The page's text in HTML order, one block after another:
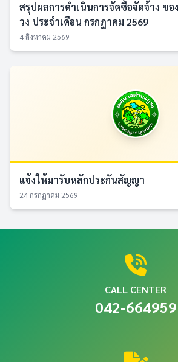
สรุปผลการดำเนินการจัดซื้อจัดจ้าง ข
วง ประจำเดือน กรกฎาคม 2569
4 สิงหาคม 2569
แจ้งให้มารับหลักประกันสัญญา
24 กรกฎาคม 2569
CALL CENTER
042-664959